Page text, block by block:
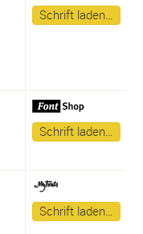
Schrift laden…
Schrift laden…
Schrift laden…